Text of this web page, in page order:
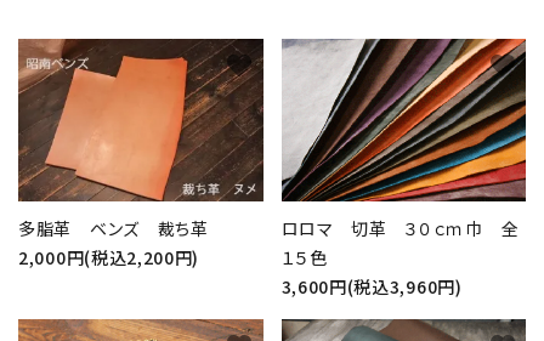
多脂革 ベンズ 裁ち革
2,000円(税込2,200円)
favorite
ロロマ 切革 ３０ｃｍ巾 全
１５色
3,600円(税込3,960円)
favorite